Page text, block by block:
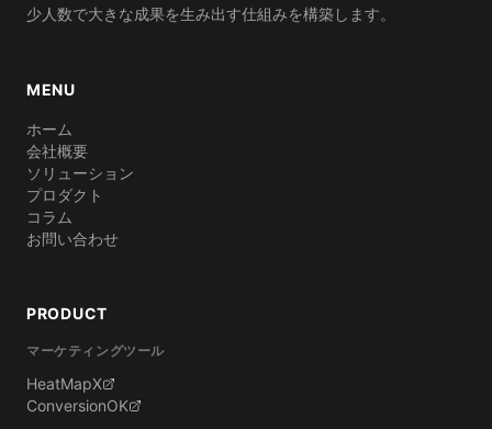
少人数で大きな成果を生み出す仕組みを構築します。
MENU
ホーム
会社概要
ソリューション
プロダクト
コラム
お問い合わせ
PRODUCT
マーケティングツール
HeatMapX
ConversionOK